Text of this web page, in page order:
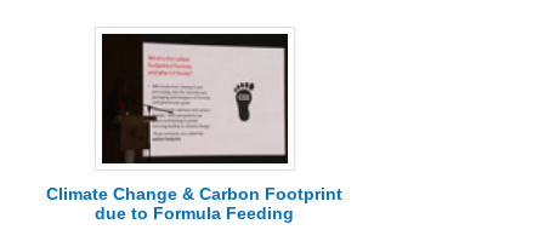
Climate Change & Carbon Footprint
due to Formula Feeding